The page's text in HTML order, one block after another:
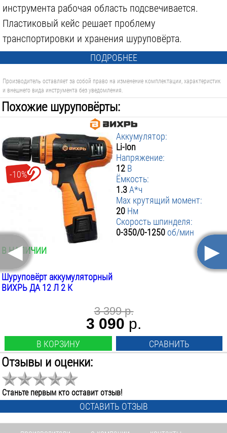
инструмента рабочая область подсвечивается.
Пластиковый кейс решает проблему
транспортировки и хранения шуруповёрта.
ПОДРОБНЕЕ
Производитель оставляет за собой право на изменение комплектации, характеристик
и внешнего вида инструмента без уведомления.
Похожие шуруповёрты:
-10%
Аккумулятор:
Li-Ion
Напряжение:
12 В
Ёмкость:
1.3А*ч
Max крутящий момент:
20 Нм
Скорость шпинделя:
0-350/0-1250 об/мин
В НАЛИЧИИ
Шуруповёрт аккумуляторный
ВИХРЬ ДА 12 Л 2 К
3 399 р.
3 090 р.
В КОРЗИНУ СРАВНИТЬ
Напряжение:
12В
Ёмкость:
1.3А*ч
◄ ►
Отзывы и оценки:
Станьте первым кто оставит отзыв!
ОСТАВИТЬ ОТЗЫВ